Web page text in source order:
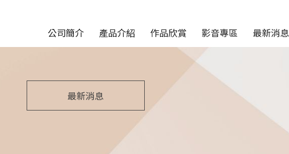
公司簡介 產品介紹 作品欣賞 影音專區 最新消息
最新消息